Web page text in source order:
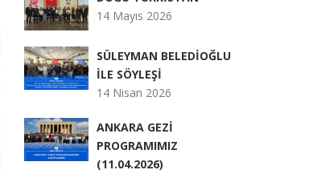
14 Mayıs 2026
SÜLEYMAN BELEDİOĞLU
İLE SÖYLEŞİ
14 Nisan 2026
ANKARA GEZİ
PROGRAMIMIZ
(11.04.2026)